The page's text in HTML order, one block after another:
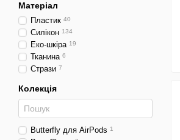
Матеріал
Пластик 40
Силікон 134
Еко-шкіра 19
Тканина 6
Стрази 7
Колекція
Butterfly для AirPods 1